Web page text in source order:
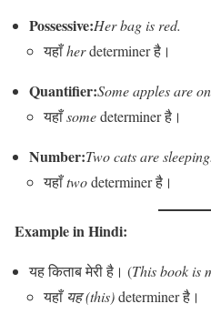
Possessive:Her bag is red.
यहाँherdeterminer है।
Quantifier:Some apples are
यहाँsomedeterminer है।
Number:Two cats are sleeping.
यहाँtwodeterminer है।
Example in Hindi:
यह किताब मेरी है। (This book is
यहाँ यह (this)determiner है।